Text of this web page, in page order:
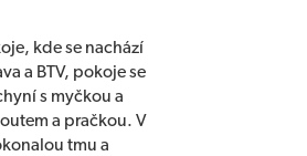
kde se nachází
a BTV, pokoje se
s myčkou a
a pračkou. V
tmu a